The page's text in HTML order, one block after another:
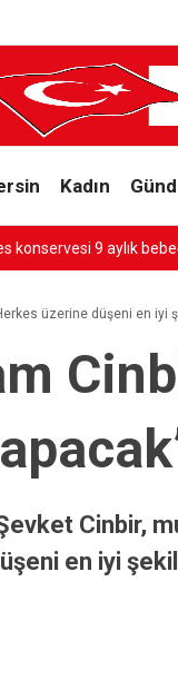
Kadın
konservesi 9 aylık
üzerine düşeni en iyi
Cinbir,
en iyi